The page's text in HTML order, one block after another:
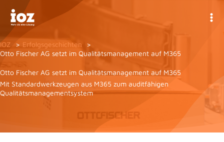
Inhalt
springen
IOZ
Erfolgsgeschichten
Otto Fischer AG setzt im Qualitätsmanagement auf M365
Otto Fischer AG setzt im Qualitätsmanagement auf M365
Mit Standardwerkzeugen aus M365 zum auditfähigen
Qualitätsmanagementsystem